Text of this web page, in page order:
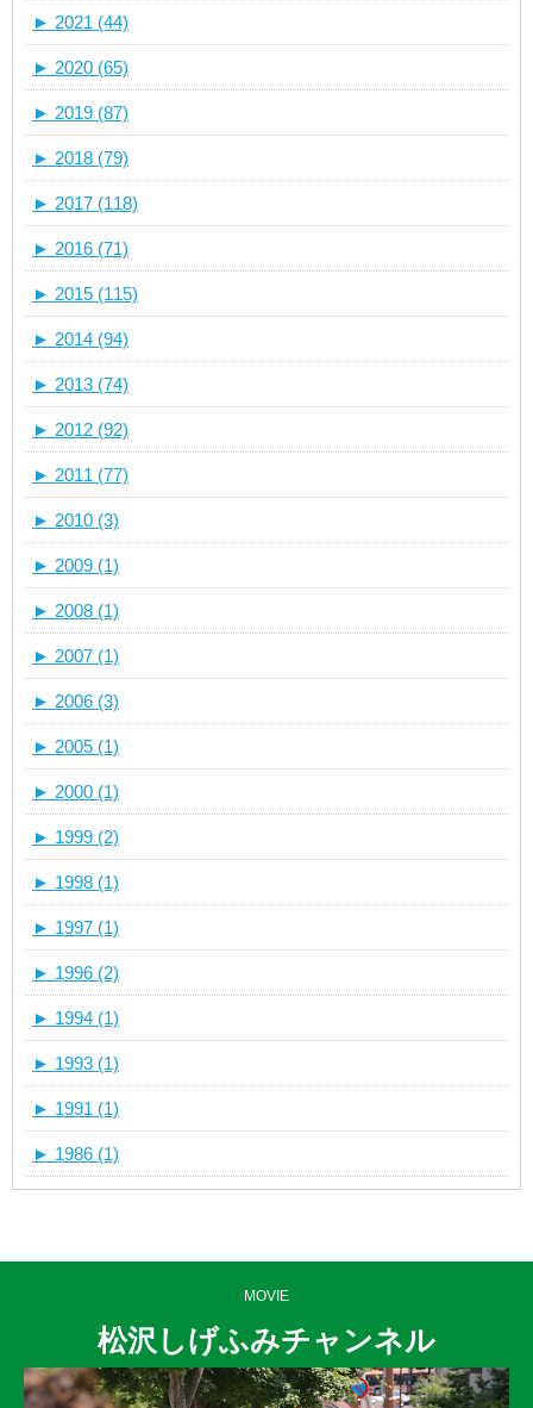
► 2021 (44)
► 2020 (65)
► 2019 (87)
► 2018 (79)
► 2017 (118)
► 2016 (71)
► 2015 (115)
► 2014 (94)
► 2013 (74)
► 2012 (92)
► 2011 (77)
► 2010 (3)
► 2009 (1)
► 2008 (1)
► 2007 (1)
► 2006 (3)
► 2005 (1)
► 2000 (1)
► 1999 (2)
► 1998 (1)
► 1997 (1)
► 1996 (2)
► 1994 (1)
► 1993 (1)
► 1991 (1)
► 1986 (1)
MOVIE
松沢しげふみチャンネル